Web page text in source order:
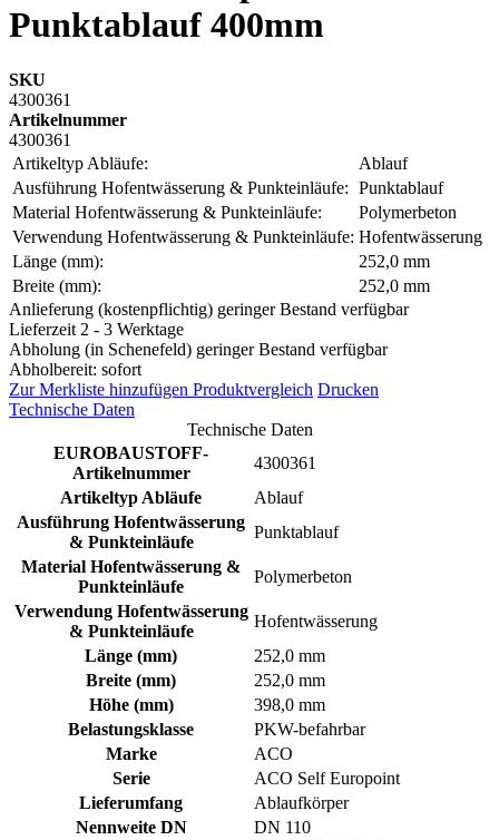
Punktablauf 400mm
SKU
4300361
Artikelnummer
4300361
Artikeltyp Abläufe:
Ablauf
Ausführung Hofentwässerung & Punkteinläufe: Punktablauf
Material Hofentwässerung & Punkteinläufe:
Polymerbeton
Verwendung Hofentwässerung & Punkteinläufe: Hofentwässerung
Länge (mm):
252,0 mm
Breite (mm):
252,0 mm
Anlieferung (kostenpflichtig) geringer Bestand verfügbar
Lieferzeit 2 - 3 Werktage
Abholung (in Schenefeld) geringer Bestand verfügbar
Abholbereit: sofort
Zur Merkliste hinzufügen Produktvergleich Drucken
Technische Daten
Technische Daten
EUROBAUSTOFF-
Artikelnummer
4300361
Artikeltyp Abläufe
Ablauf
Ausführung Hofentwässerung
& Punkteinläufe
Punktablauf
Material Hofentwässerung &
Punkteinläufe
Polymerbeton
Verwendung Hofentwässerung
& Punkteinläufe
Hofentwässerung
Länge (mm)
252,0 mm
Breite (mm)
252,0 mm
Höhe (mm)
398,0 mm
Belastungsklasse
PKW-befahrbar
Marke
ACO
Serie
ACO Self Europoint
Lieferumfang
Ablaufkörper
Nennweite DN
DN 110